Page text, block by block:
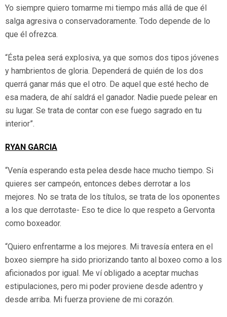
Yo siempre quiero tomarme mi tiempo más allá de que él
salga agresiva o conservadoramente. Todo depende de lo
que él ofrezca.
“Ésta pelea será explosiva, ya que somos dos tipos jóvenes
y hambrientos de gloria. Dependerá de quién de los dos
querrá ganar más que el otro. De aquel que esté hecho de
esa madera, de ahí saldrá el ganador. Nadie puede pelear en
su lugar. Se trata de contar con ese fuego sagrado en tu
interior”.
RYAN GARCIA
“Venía esperando esta pelea desde hace mucho tiempo. Si
quieres ser campeón, entonces debes derrotar a los
mejores. No se trata de los títulos, se trata de los oponentes
a los que derrotaste- Eso te dice lo que respeto a Gervonta
como boxeador.
“Quiero enfrentarme a los mejores. Mi travesía entera en el
boxeo siempre ha sido priorizando tanto al boxeo como a los
aficionados por igual. Me ví obligado a aceptar muchas
estipulaciones, pero mi poder proviene desde adentro y
desde arriba. Mi fuerza proviene de mi corazón.